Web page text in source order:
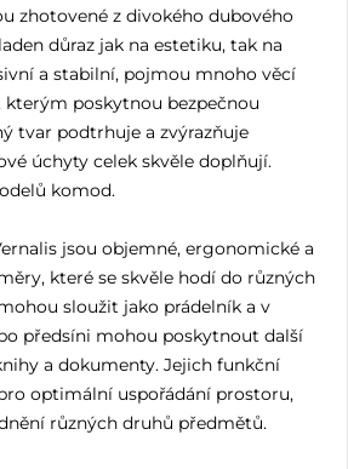
zhotovené z divokého dubového
důraz jak na estetiku, tak na
a stabilní, pojmou mnoho věcí
kterým poskytnou bezpečnou
tvar podtrhuje a zvýrazňuje
úchyty celek skvěle doplňují.
komod.
jsou objemné, ergonomické a
které se skvěle hodí do různých
sloužit jako prádelník a v
předsíni mohou poskytnout další
a dokumenty. Jejich funkční
optimální uspořádání prostoru,
různých druhů předmětů.